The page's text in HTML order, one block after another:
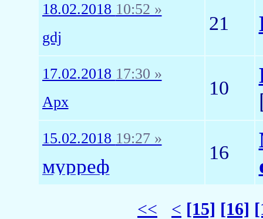
18.02.2018 10:52 »
gdj
21
17.02.2018 17:30 »
Арх
10
15.02.2018 19:27 »
мурреф
16
<< < [15] [16]